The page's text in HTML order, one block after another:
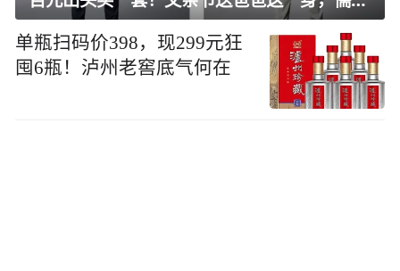
单瓶扫码价398，现299元狂
囤6瓶！泸州老窖底气何在